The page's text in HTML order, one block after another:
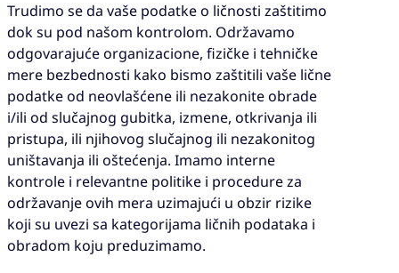
Trudimo se da vaše podatke o ličnosti zaštitimo
dok su pod našom kontrolom. Održavamo
odgovarajuće organizacione, fizičke i tehničke
mere bezbednosti kako bismo zaštitili vaše lične
podatke od neovlašćene ili nezakonite obrade
i/ili od slučajnog gubitka, izmene, otkrivanja ili
pristupa, ili njihovog slučajnog ili nezakonitog
uništavanja ili oštećenja. Imamo interne
kontrole i relevantne politike i procedure za
održavanje ovih mera uzimajući u obzir rizike
koji su uvezi sa kategorijama ličnih podataka i
obradom koju preduzimamo.